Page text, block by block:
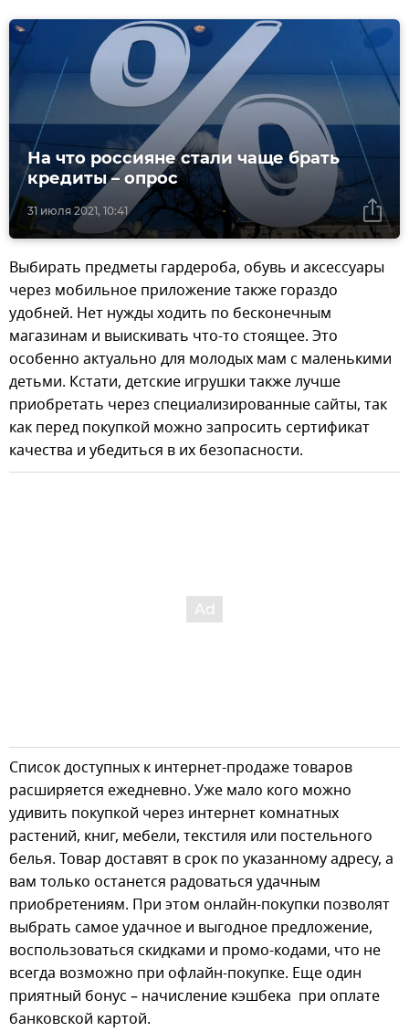
31 июля 2021, 10:41
На что россияне стали чаще брать
кредиты – опрос
Выбирать предметы гардероба, обувь и аксессуары
через мобильное приложение также гораздо
удобней. Нет нужды ходить по бесконечным
магазинам и выискивать что-то стоящее. Это
особенно актуально для молодых мам с маленькими
детьми. Кстати, детские игрушки также лучше
приобретать через специализированные сайты, так
как перед покупкой можно запросить сертификат
качества и убедиться в их безопасности.
Список доступных к интернет-продаже товаров
расширяется ежедневно. Уже мало кого можно
удивить покупкой через интернет комнатных
растений, книг, мебели, текстиля или постельного
белья. Товар доставят в срок по указанному адресу, а
вам только останется радоваться удачным
приобретениям. При этом онлайн-покупки позволят
выбрать самое удачное и выгодное предложение,
воспользоваться скидками и промо-кодами, что не
всегда возможно при офлайн-покупке. Еще один
приятный бонус – начисление кэшбека при оплате
банковской картой.